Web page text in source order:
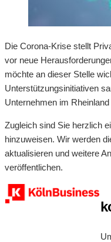
Die Corona-Krise stellt
vor neue
möchte an dieser Stelle
Unterstützungsinitiativen
Unternehmen im
Zugleich sind Sie herzlich
hinzuweisen. Wir werden
aktualisieren und weitere
veröffentlichen.